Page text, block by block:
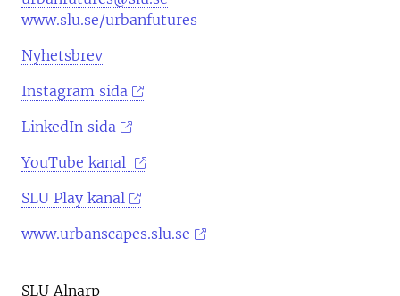
www.slu.se/urbanfutures
Nyhetsbrev
Instagram sida
LinkedIn sida
YouTube kanal
SLU Play kanal
www.urbanscapes.slu.se
SLU Alnarp